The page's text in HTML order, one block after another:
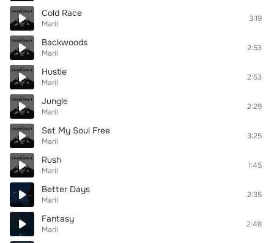
Cold Race
Maril
3:19
Backwoods
Maril
2:53
Hustle
Maril
2:53
Jungle
Maril
2:29
Set My Soul Free
Maril
3:25
Rush
Maril
1:45
Better Days
Maril
2:35
Fantasy
Maril
2:48